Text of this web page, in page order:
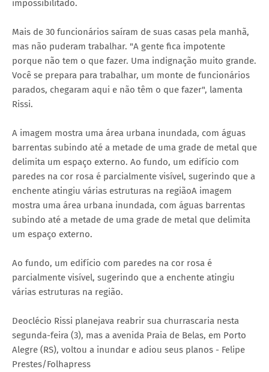
impossibilitado.
Mais de 30 funcionários saíram de suas casas pela manhã,
mas não puderam trabalhar. "A gente fica impotente
porque não tem o que fazer. Uma indignação muito grande.
Você se prepara para trabalhar, um monte de funcionários
parados, chegaram aqui e não têm o que fazer", lamenta
Rissi.
A imagem mostra uma área urbana inundada, com águas
barrentas subindo até a metade de uma grade de metal que
delimita um espaço externo. Ao fundo, um edifício com
paredes na cor rosa é parcialmente visível, sugerindo que a
enchente atingiu várias estruturas na regiãoA imagem
mostra uma área urbana inundada, com águas barrentas
subindo até a metade de uma grade de metal que delimita
um espaço externo.
Ao fundo, um edifício com paredes na cor rosa é
parcialmente visível, sugerindo que a enchente atingiu
várias estruturas na região.
Deoclécio Rissi planejava reabrir sua churrascaria nesta
segunda-feira (3), mas a avenida Praia de Belas, em Porto
Alegre (RS), voltou a inundar e adiou seus planos - Felipe
Prestes/Folhapress